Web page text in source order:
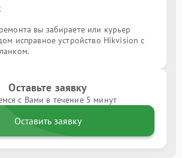
вы забираете или курьер
исправное устройство Hikvision с
Оставьте заявку
с Вами в течение 5 минут
Оставить заявку